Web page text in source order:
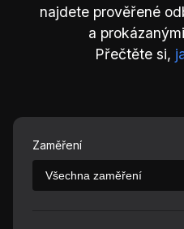
najdete prověřené
a
Přečtěte si,
Zaměření